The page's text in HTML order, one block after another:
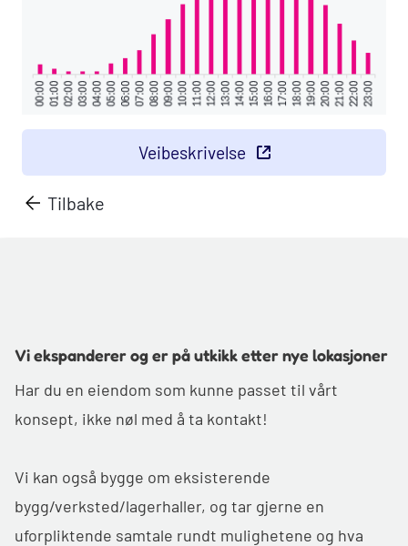
Veibeskrivelse
Tilbake
Vi ekspanderer og er på utkikk etter nye lokasjoner
Har du en eiendom som kunne passet til vårt
konsept, ikke nøl med å ta kontakt!
Vi kan også bygge om eksisterende
bygg/verksted/lagerhaller, og tar gjerne en
uforpliktende samtale rundt mulighetene og hva